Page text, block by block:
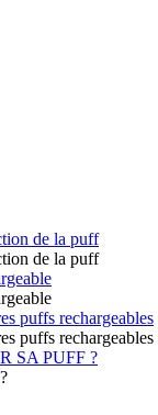
de la puff
de la puff
puffs rechargeables
puffs rechargeables
SA PUFF ?